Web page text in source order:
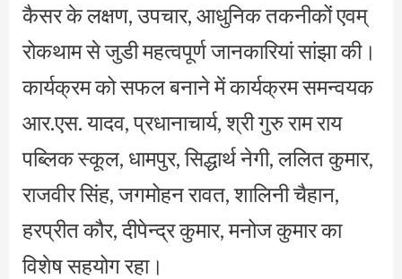
कैसर के लक्षण, उपचार, आधुनिक तकनीकों एवम्
रोकथाम से जुडी महत्वपूर्ण जानकारियां सांझा की।
कार्यक्रम को सफल बनाने में कार्यक्रम समन्वयक
आर.एस. यादव, प्रधानाचार्य, श्री गुरु राम राय
पब्लिक स्कूल, धामपुर, सिद्धार्थ नेगी, ललित कुमार,
राजवीर सिंह, जगमोहन रावत, शालिनी चैहान,
हरप्रीत कौर, दीपेन्द्र कुमार, मनोज कुमार का
विशेष सहयोग रहा।